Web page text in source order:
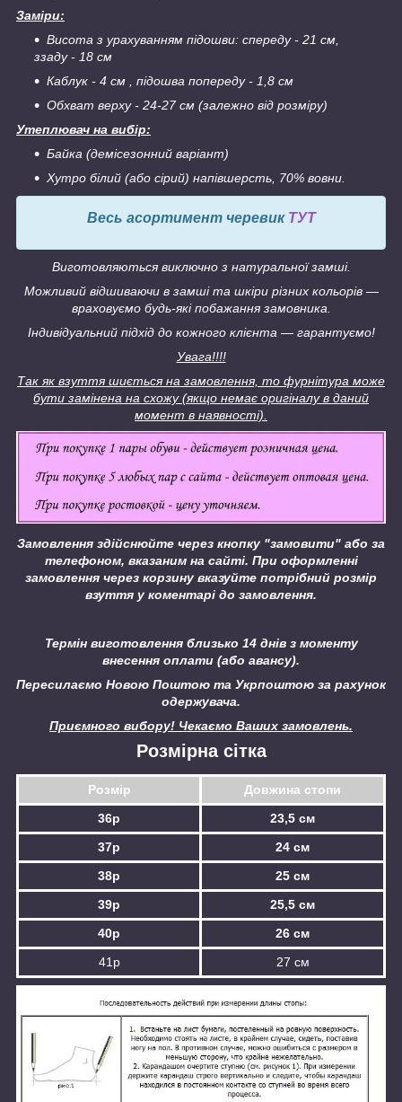
Заміри:
Висота з урахуванням підошви: спереду - 21 см,
ззаду - 18 см
Каблук - 4 см , підошва попереду - 1,8 см
Обхват верху - 24-27 см (залежно від розміру)
Утеплювач на вибір:
Байка (демісезонний варіант)
Хутро білий (або сірий) напівшерсть, 70% вовни.
Весь асортимент черевик ТУТ
Виготовляються виключно з натуральної замші.
Можливий відшиваючи в замші та шкіри різних кольорів ―
враховуємо будь-які побажання замовника.
Індивідуальний підхід до кожного клієнта ― гарантуємо!
Увага!!!!
Так як взуття шиється на замовлення, то фурнітура може
бути замінена на схожу (якщо немає оригіналу в даний
момент в наявності).
Замовлення здійснюйте через кнопку "замовити" або за
телефоном, вказаним на сайті. При оформленні
замовлення через корзину вказуйте потрібний розмір
взуття у коментарі до замовлення.
Термін виготовлення близько 14 днів з моменту
внесення оплати (або авансу).
Пересилаємо Новою Поштою та Укрпоштою за рахунок
одержувача.
Приємного вибору! Чекаємо Ваших замовлень.
Розмір Довжина стопи
Розмірна сітка
36р
23,5 см
37р
24 см
38р
25 см
39р
25,5 см
40р
26 см
41р
27 см